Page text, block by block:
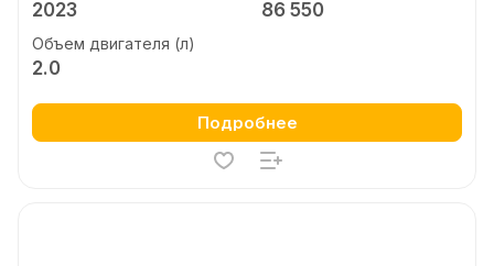
2023 86 550
Объем двигателя (л)
2.0
Подробнее